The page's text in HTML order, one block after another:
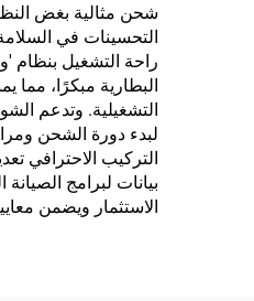
شحن مثالية بغض
التحسينات في
راحة التشغيل
البطارية مبكرًا، مما
التشغيلية. وتدعم
لبدء دورة الشحن
التركيب الاحترافي
بيانات لبرامج
الاستثمار ويضمن